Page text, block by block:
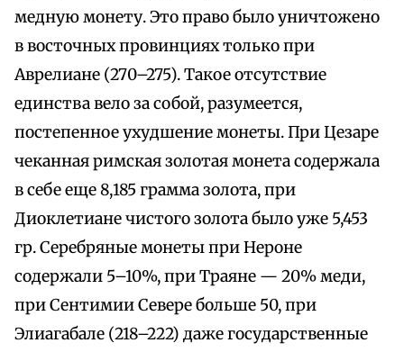
медную монету. Это право было уничтожено
в восточных провинциях только при
Аврелиане (270–275). Такое отсутствие
единства вело за собой, разумеется,
постепенное ухудшение монеты. При Цезаре
чеканная римская золотая монета содержала
в себе еще 8,185 грамма золота, при
Диоклетиане чистого золота было уже 5,453
гр. Серебряные монеты при Нероне
содержали 5–10%, при Траяне — 20% меди,
при Сентимии Севере больше 50, при
Элиагабале (218–222) даже государственные